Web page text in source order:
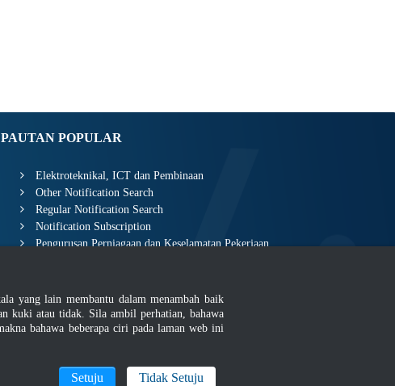
PAUTAN POPULAR
Elektroteknikal, ICT dan Pembinaan
Other Notification Search
Regular Notification Search
Notification Subscription
Pengurusan Perniagaan dan Keselamatan Pekerjaan
yang lain membantu dalam menambah baik
kuki atau tidak. Sila ambil perhatian, bahawa
bahawa beberapa ciri pada laman web ini
Setuju Tidak Setuju